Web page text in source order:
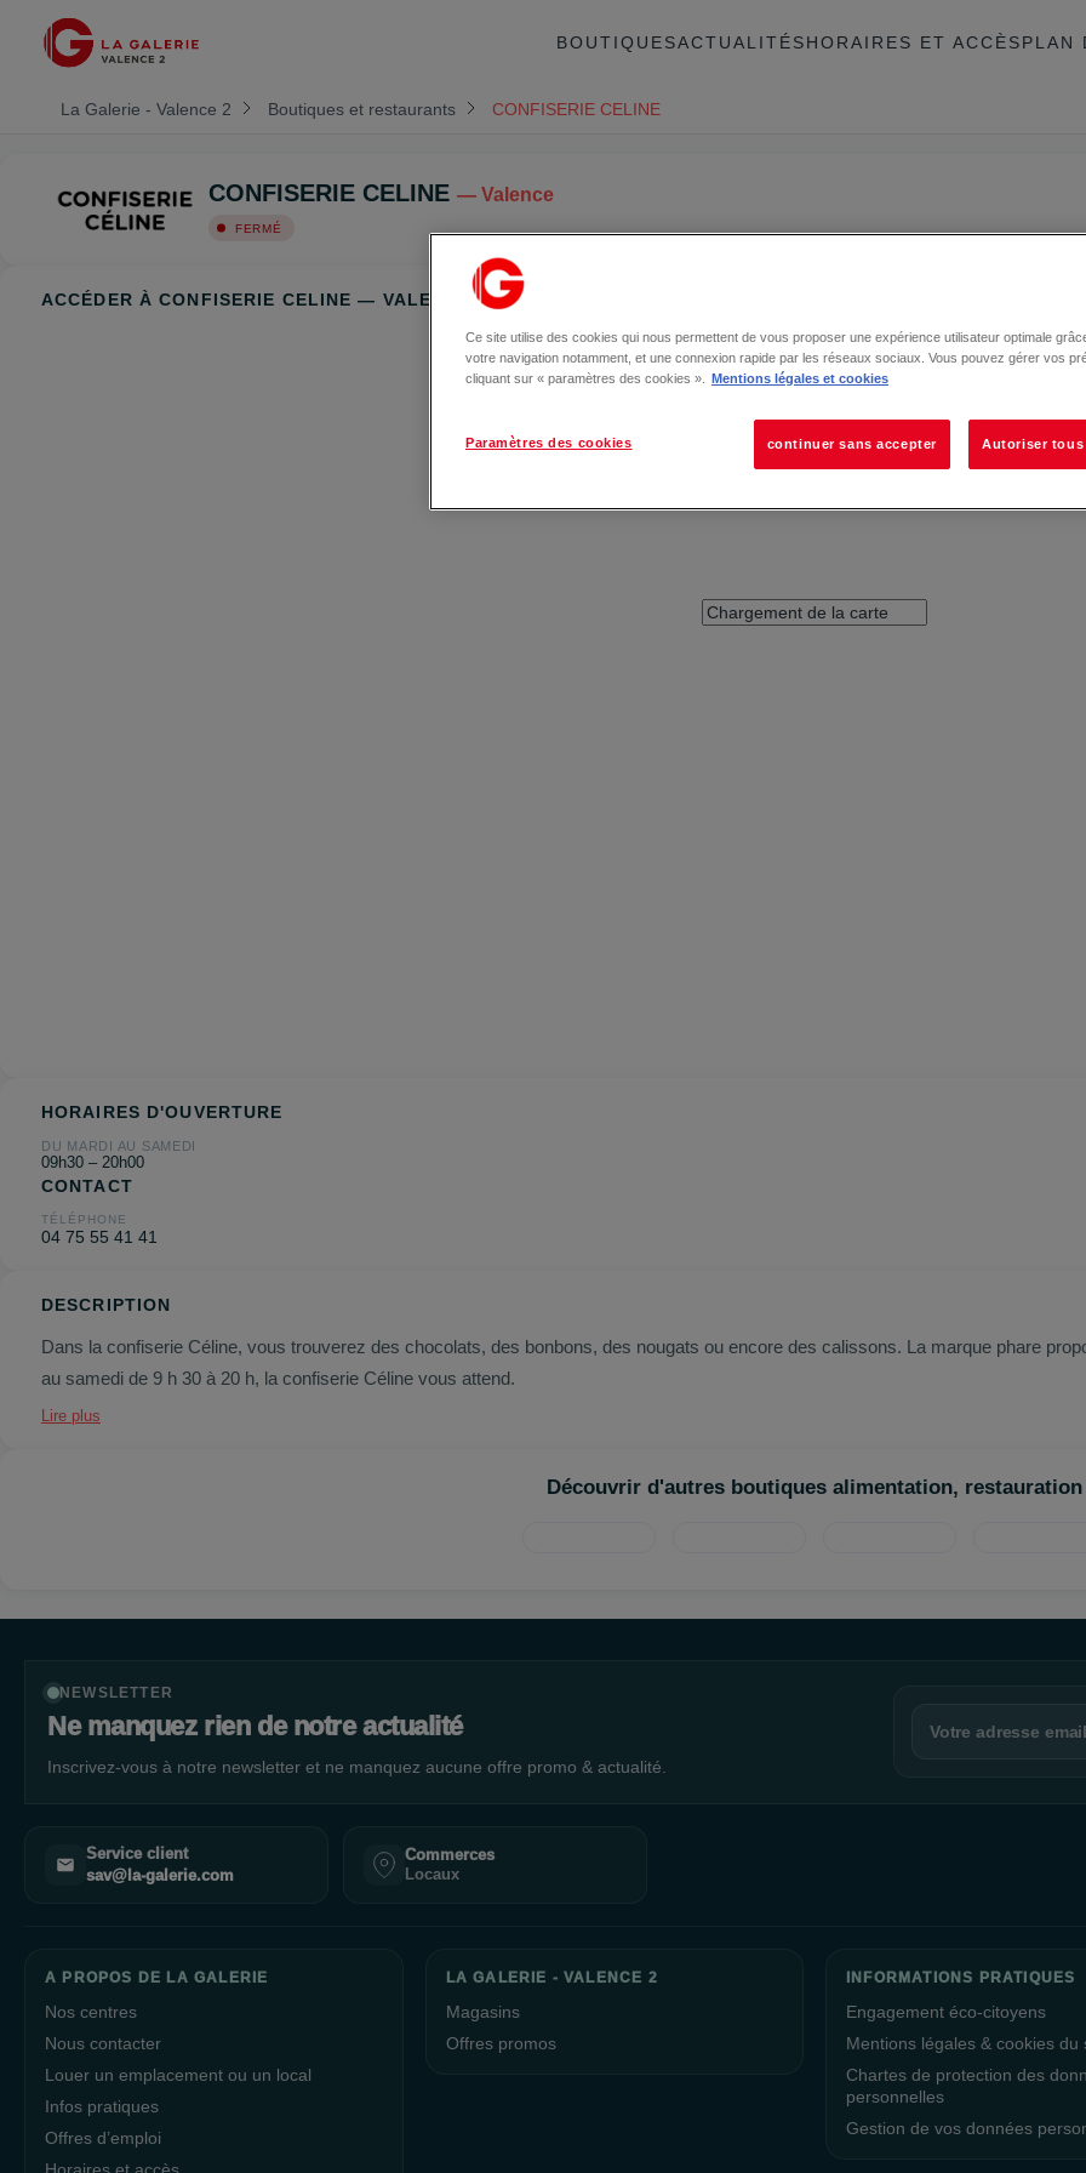
BOUTIQUESACTUALITÉSHORAIRES ET ACCÈSPLAN
La Galerie - Valence 2 Boutiques et restaurants CONFISERIE CELINE
CONFISERIE CELINE — Valence
FERMÉ
ACCÉDER À CONFISERIE CELINE — VALENCE
HORAIRES D'OUVERTURE
DU MARDI AU SAMEDI
09h30 – 20h00
CONTACT
TÉLÉPHONE
04 75 55 41 41
DESCRIPTION
Dans la confiserie Céline, vous trouverez des chocolats, des bonbons, des nougats ou encore des calissons. La marque phare
au samedi de 9 h 30 à 20 h, la confiserie Céline vous attend.
Lire plus
Découvrir d'autres boutiques alimentation, restauration
NEWSLETTER
Ne manquez rien de notre actualité
Inscrivez-vous à notre newsletter et ne manquez aucune offre promo & actualité.
Service client
sav@la-galerie.com
Commerces
Locaux
A PROPOS DE LA GALERIE
Nos centres
Nous contacter
Louer un emplacement ou un local
Infos pratiques
Offres d’emploi
Horaires et accès
LA GALERIE - VALENCE 2
Magasins
Offres promos
INFORMATIONS PRATIQUES
Engagement éco-citoyens
Mentions légales & cookies du
Chartes de protection des
personnelles
Gestion de vos données
Ce site utilise des cookies qui nous permettent de vous proposer une expérience utilisateur optimale
votre navigation notamment, et une connexion rapide par les réseaux sociaux. Vous pouvez gérer vos
cliquant sur « paramètres des cookies ».
Mentions légales et cookies
Paramètres des cookies continuer sans accepter Autoriser